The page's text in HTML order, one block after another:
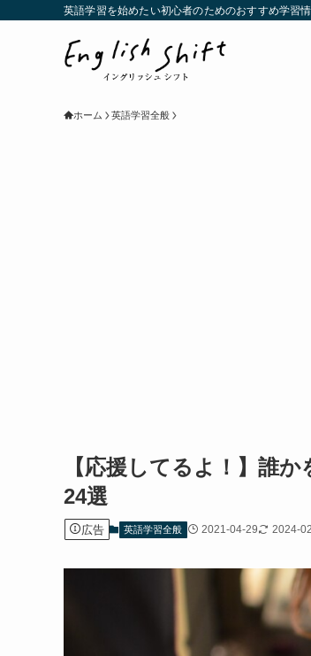
英語学習を始めたい初心者のためのおすすめ学習
ホーム 英語学習全般
【応援してるよ！】誰
24選
広告 英語学習全般 2021-04-29 2024-